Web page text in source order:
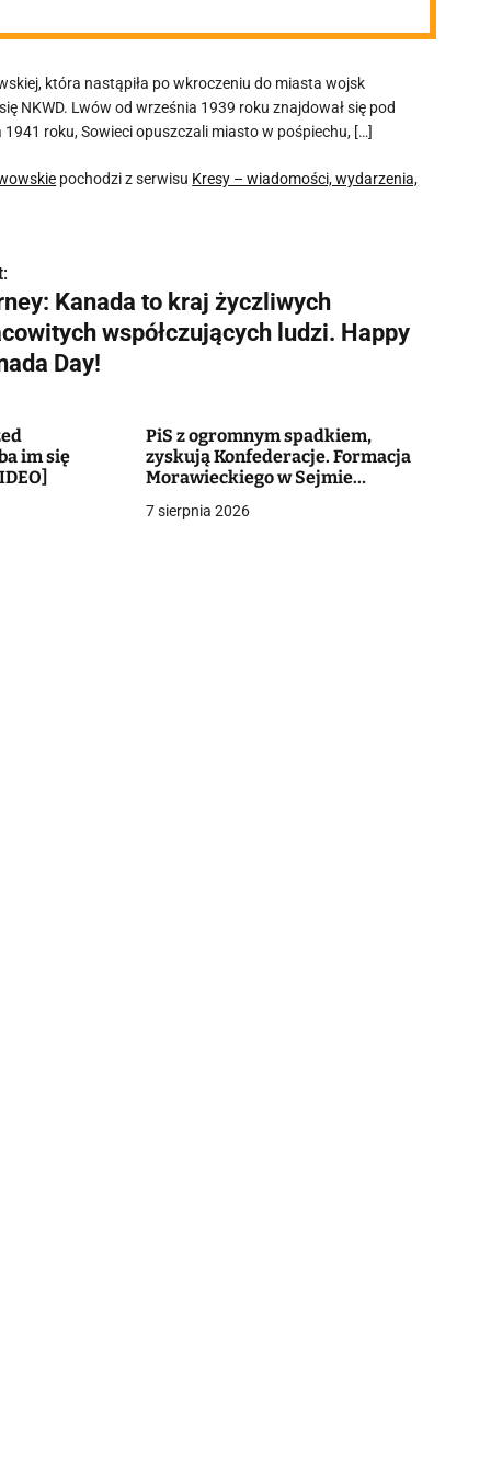
która nastąpiła po wkroczeniu do miasta wojsk
NKWD. Lwów od września 1939 roku znajdował się pod
roku, Sowieci opuszczali miasto w pośpiechu, […]
pochodzi z serwisu Kresy – wiadomości, wydarzenia,
Kanada to kraj życzliwych
współczujących ludzi. Happy
Day!
im się
PiS z ogromnym spadkiem,
zyskują Konfederacje. Formacja
Morawieckiego w Sejmie
7 sierpnia 2026